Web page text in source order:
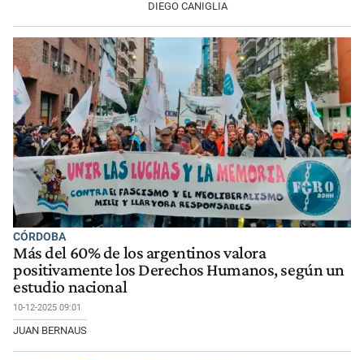
DIEGO CANIGLIA
CÓRDOBA
Más del 60% de los argentinos valora
positivamente los Derechos Humanos, según un
estudio nacional
10-12-2025 09:01
JUAN BERNAUS